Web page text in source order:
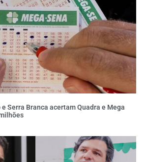
Serra Branca acertam Quadra e Mega